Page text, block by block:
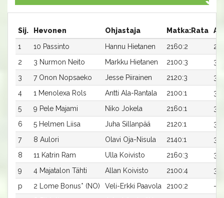
Sij. Hevonen Ohjastaja Matka:Rata
1
10 Passinto Hannu Hietanen 2160:2
2
3 Nurmon Neito Markku Hietanen 2100:3
3
7 Onon Nopsaeko Jesse Piirainen 2120:3
4
1 Menolexa Rols Antti Ala-Rantala 2100:1
5
9 Pele Majami Niko Jokela 2160:1
6
5 Helmen Liisa Juha Sillanpää 2120:1
7
8 Aulori Olavi Oja-Nisula 2140:1
8
11 Katrin Ram Ulla Koivisto 2160:3
9
4 Majatalon Tähti Allan Koivisto 2100:4
p
2 Lome Bonus* (NO) Veli-Erkki Paavola 2100:2
-